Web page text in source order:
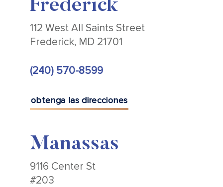
Frederick
112 West All Saints Street
Frederick, MD 21701
(240) 570-8599
obtenga las direcciones
Manassas
9116 Center St
#203